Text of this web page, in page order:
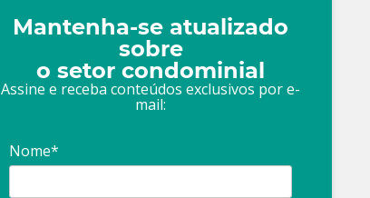
Mantenha-se atualizado
sobre
o setor condominial
Assine e receba conteúdos exclusivos por e-
mail:
Nome*